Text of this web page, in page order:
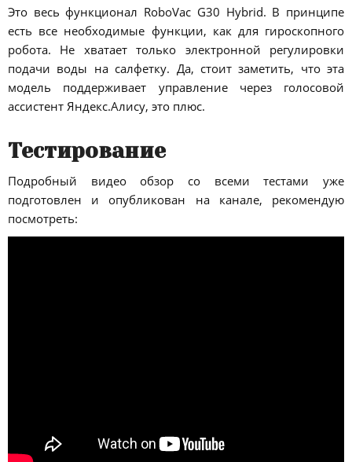
Это весь функционал RoboVac G30 Hybrid. В принципе
есть все необходимые функции, как для гироскопного
робота. Не хватает только электронной регулировки
подачи воды на салфетку. Да, стоит заметить, что эта
модель поддерживает управление через голосовой
ассистент Яндекс.Алису, это плюс.
Тестирование
Подробный видео обзор со всеми тестами уже
подготовлен и опубликован на канале, рекомендую
посмотреть: